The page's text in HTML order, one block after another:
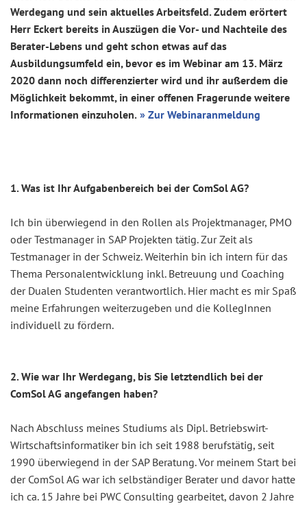
Werdegang und sein aktuelles Arbeitsfeld. Zudem erörtert
Herr Eckert bereits in Auszügen die Vor- und Nachteile des
Berater-Lebens und geht schon etwas auf das
Ausbildungsumfeld ein, bevor es im Webinar am 13. März
2020 dann noch differenzierter wird und ihr außerdem die
Möglichkeit bekommt, in einer offenen Fragerunde weitere
Informationen einzuholen. » Zur Webinaranmeldung
1. Was ist Ihr Aufgabenbereich bei der ComSol AG?
Ich bin überwiegend in den Rollen als Projektmanager, PMO
oder Testmanager in SAP Projekten tätig. Zur Zeit als
Testmanager in der Schweiz. Weiterhin bin ich intern für das
Thema Personalentwicklung inkl. Betreuung und Coaching
der Dualen Studenten verantwortlich. Hier macht es mir Spaß
meine Erfahrungen weiterzugeben und die KollegInnen
individuell zu fördern.
2. Wie war Ihr Werdegang, bis Sie letztendlich bei der
ComSol AG angefangen haben?
Nach Abschluss meines Studiums als Dipl. Betriebswirt-
Wirtschaftsinformatiker bin ich seit 1988 berufstätig, seit
1990 überwiegend in der SAP Beratung. Vor meinem Start bei
der ComSol AG war ich selbständiger Berater und davor hatte
ich ca. 15 Jahre bei PWC Consulting gearbeitet, davon 2 Jahre